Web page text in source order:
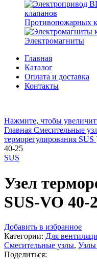
Противопожарных
Электромагниты
Главная
Каталог
Оплата и доставка
Контакты
Нажмите, чтобы
Главная Смесительные
терморегулирования SUS
40-25
SUS
Узел
SUS-VO 40-
Добавить в избранное
Категории: Для
Смесительные узлы, Узлы
Поделиться: